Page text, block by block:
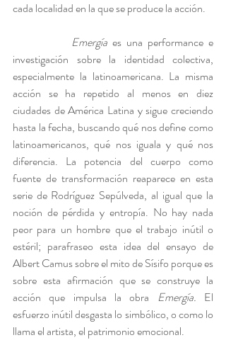
cada localidad en la que se produce la acción.
Emergía es una performance e
investigación sobre la identidad colectiva,
especialmente la latinoamericana. La misma
acción se ha repetido al menos en diez
ciudades de América Latina y sigue creciendo
hasta la fecha, buscando qué nos define como
latinoamericanos, qué nos iguala y qué nos
diferencia. La potencia del cuerpo como
fuente de transformación reaparece en esta
serie de Rodríguez Sepúlveda, al igual que la
noción de pérdida y entropía. No hay nada
peor para un hombre que el trabajo inútil o
estéril; parafraseo esta idea del ensayo de
Albert Camus sobre el mito de Sísifo porque es
sobre esta afirmación que se construye la
acción que impulsa la obra Emergía. El
esfuerzo inútil desgasta lo simbólico, o como lo
llama el artista, el patrimonio emocional.